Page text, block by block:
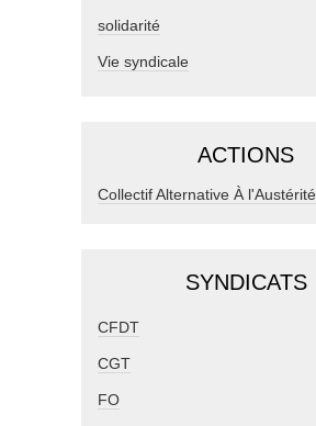
solidarité
Vie syndicale
ACTIONS
Collectif Alternative À l'Austérité
SYNDICATS
CFDT
CGT
FO